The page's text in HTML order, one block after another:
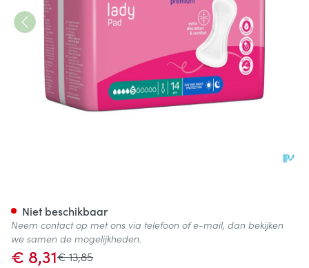
Adviesprijs
€ 13,85
Promotie prijs
€ 8,31
Niet beschikbaar
Neem contact op met ons via telefoon of e-mail, dan bekijken
we samen de mogelijkheden.